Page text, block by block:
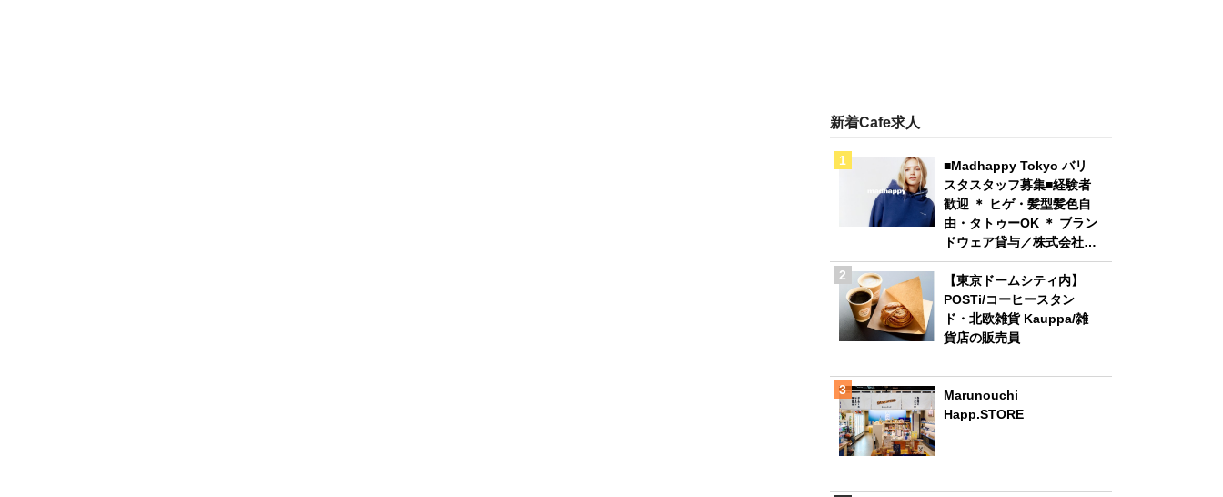
新着Cafe求人
■Madhappy Tokyo バリ
スタスタッフ募集■経験者
歓迎 ＊ ヒゲ・髪型髪色自
由・タトゥーOK ＊ ブラン
ドウェア貸与／株式会社
Madhappy Japan
【東京ドームシティ内】
POSTi/コーヒースタン
ド・北欧雑貨 Kauppa/雑
貨店の販売員
Marunouchi
Happ.STORE